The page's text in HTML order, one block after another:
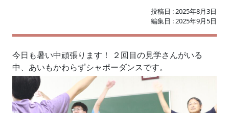
投稿日 : 2025年8月3日
編集日 : 2025年9月5日
今日も暑い中頑張ります！ ２回目の見学さんがいる
中、あいもかわらずシャポーダンスです。